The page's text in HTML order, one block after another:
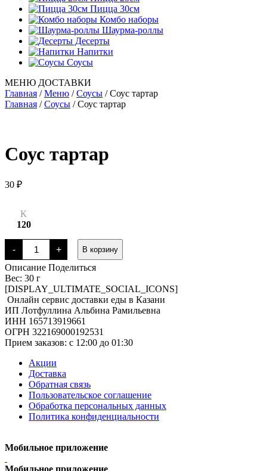
Пицца 30см
Комбо наборы
Шаурма-роллы
Десерты
Напитки
Соусы
МЕНЮ ДОСТАВКИ
Главная /Меню /Соусы /Соус тартар
Главная /Соусы / Соус тартар
Соус тартар
30 ₽
К
120
-
Количество
товара
Соус
тартар
+ В корзину
Описание Поделиться
Вес: 30 г
[DISPLAY_ULTIMATE_SOCIAL_ICONS]
Онлайн сервис доставки еды в Казани
ИП Лотфуллина Альбина Рамильевна
ИНН 165713919661
ОГРН 322169000192531
Прием заказов: c 12:00 до 01:30
Акции
Доставка
Обратная связь
Пользовательское соглашение
Обработка персональных данных
Политика конфиденциальности
Мобильное приложение